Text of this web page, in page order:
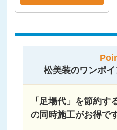
松美装のワンポ
「足場代」を節約す
の同時施工がお得で